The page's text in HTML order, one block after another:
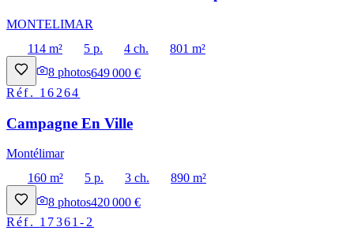
MONTELIMAR
114 m²
5 p. 4 ch.
801 m²
8 photos649 000 €
Réf. 16264
Campagne En Ville
Montélimar
160 m²
5 p. 3 ch.
890 m²
8 photos420 000 €
Réf. 17361-2